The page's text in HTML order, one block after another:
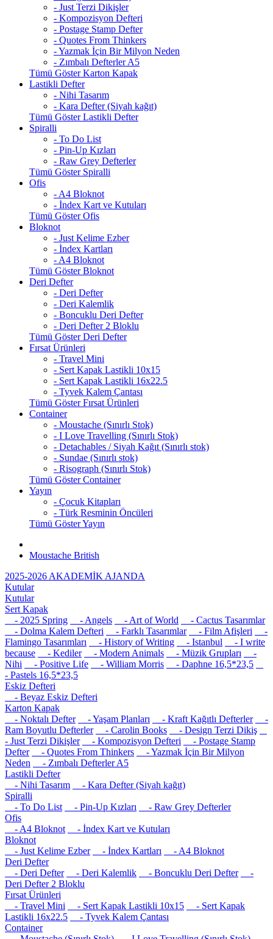
- Just Terzi Dikişler
- Kompozisyon Defteri
- Postage Stamp Defter
- Quotes From Thinkers
- Yazmak İçin Bir Milyon Neden
- Zımbalı Defterler A5
Tümü Göster Karton Kapak
Lastikli Defter
- Nihi Tasarım
- Kara Defter (Siyah kağıt)
Tümü Göster Lastikli Defter
Spiralli
- To Do List
- Pin-Up Kızları
- Raw Grey Defterler
Tümü Göster Spiralli
Ofis
- A4 Bloknot
- İndex Kart ve Kutuları
Tümü Göster Ofis
Bloknot
- Just Kelime Ezber
- İndex Kartları
- A4 Bloknot
Tümü Göster Bloknot
Deri Defter
- Deri Defter
- Deri Kalemlik
- Boncuklu Deri Defter
- Deri Defter 2 Bloklu
Tümü Göster Deri Defter
Fırsat Ürünleri
- Travel Mini
- Sert Kapak Lastikli 10x15
- Sert Kapak Lastikli 16x22.5
- Tyvek Kalem Çantası
Tümü Göster Fırsat Ürünleri
Container
- Moustache (Sınırlı Stok)
- I Love Travelling (Sınırlı Stok)
- Detachables / Siyah Kağıt (Sınırlı stok)
- Sundae (Sınırlı stok)
- Risograph (Sınırlı Stok)
Tümü Göster Container
Yayın
- Çocuk Kitapları
- Türk Resminin Öncüleri
Tümü Göster Yayın
Moustache British
2025-2026 AKADEMİK AJANDA
Kutular
Kutular
Sert Kapak
- 2025 Spring
- Angels - Art of World
- Cactus Tasarımlar
- Dolma Kalem Defteri
- Farklı Tasarımlar - Film Afişleri
-
Flamingo Tasarımları
- History of Writing - Istanbul
- I write
because
- Kediler - Modern Animals - Müzik Grupları
-
Nihi
- Positive Life - William Morris
- Daphne 16,5*23,5
- Pastels 16,5*23,5
Eskiz Defteri
- Beyaz Eskiz Defteri
Karton Kapak
- Noktalı Defter
- Yaşam Planları - Kraft Kağıtlı Defterler
-
Ram Boyutlu Defterler
- Carolin Books
- Design Terzi Dikiş
- Just Terzi Dikişler
- Kompozisyon Defteri
- Postage Stamp
Defter
- Quotes From Thinkers
- Yazmak İçin Bir Milyon
Neden
- Zımbalı Defterler A5
Lastikli Defter
- Nihi Tasarım
- Kara Defter (Siyah kağıt)
Spiralli
- To Do List
- Pin-Up Kızları
- Raw Grey Defterler
Ofis
- A4 Bloknot
- İndex Kart ve Kutuları
Bloknot
- Just Kelime Ezber
- İndex Kartları
- A4 Bloknot
Deri Defter
- Deri Defter
- Deri Kalemlik - Boncuklu Deri Defter
-
Deri Defter 2 Bloklu
Fırsat Ürünleri
- Travel Mini
- Sert Kapak Lastikli 10x15
- Sert Kapak
Lastikli 16x22.5
- Tyvek Kalem Çantası
Container